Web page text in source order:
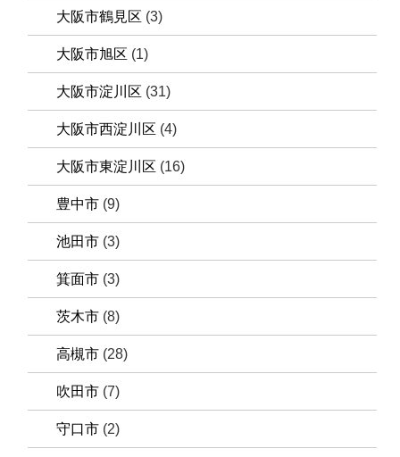
大阪市鶴見区 (3)
大阪市旭区 (1)
大阪市淀川区 (31)
大阪市西淀川区 (4)
大阪市東淀川区 (16)
豊中市 (9)
池田市 (3)
箕面市 (3)
茨木市 (8)
高槻市 (28)
吹田市 (7)
守口市 (2)